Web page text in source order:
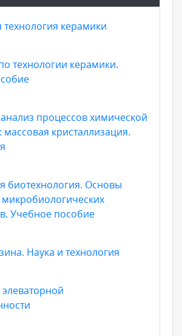
керамики
технологии керамики.
процессов химической
массовая кристаллизация.
биотехнология. Основы
микробиологических
Учебное пособие
Наука и технология